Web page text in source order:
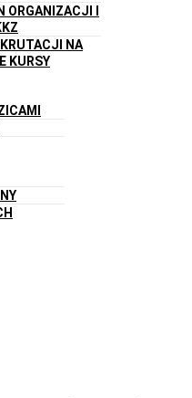
ORGANIZACJI I
NA
KURSY